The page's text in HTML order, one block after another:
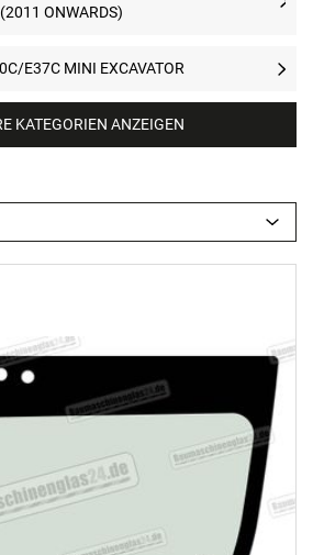
ONWARDS)
E37C MINI EXCAVATOR
KATEGORIEN ANZEIGEN